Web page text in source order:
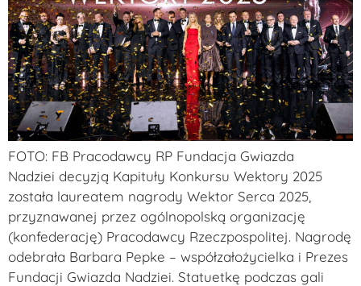
FOTO: FB Pracodawcy RP Fundacja Gwiazda
Nadziei decyzją Kapituły Konkursu Wektory 2025
została laureatem nagrody Wektor Serca 2025,
przyznawanej przez ogólnopolską organizację
(konfederację) Pracodawcy Rzeczpospolitej. Nagrodę
odebrała Barbara Pepke – współzałożycielka i Prezes
Fundacji Gwiazda Nadziei. Statuetkę podczas gali